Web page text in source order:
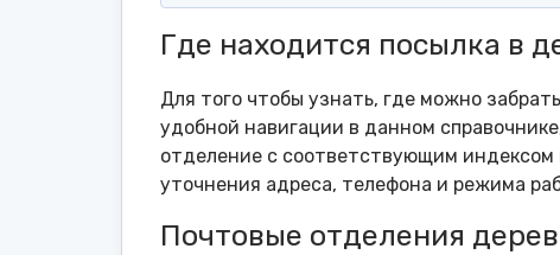
Где находится посылка в
Для того чтобы узнать, где можно
удобной навигации в данном
отделение с соответствующим индексом
уточнения адреса, телефона и режима
Почтовые отделения